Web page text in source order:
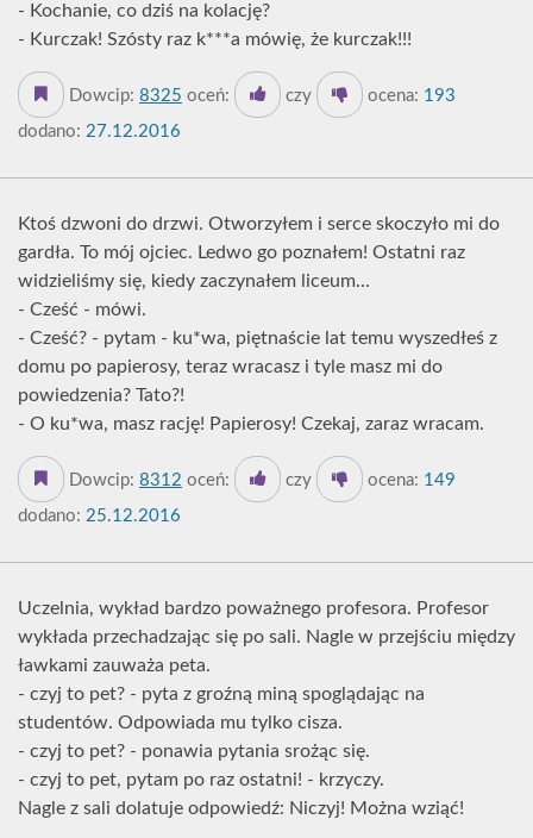
- Kochanie, co dziś na kolację?
- Kurczak! Szósty raz k***a mówię, że kurczak!!!
Dowcip: 8325 oceń: czy ocena: 193
dodano: 27.12.2016
Ktoś dzwoni do drzwi. Otworzyłem i serce skoczyło mi do
gardła. To mój ojciec. Ledwo go poznałem! Ostatni raz
widzieliśmy się, kiedy zaczynałem liceum...
- Cześć - mówi.
- Cześć? - pytam - ku*wa, piętnaście lat temu wyszedłeś z
domu po papierosy, teraz wracasz i tyle masz mi do
powiedzenia? Tato?!
- O ku*wa, masz rację! Papierosy! Czekaj, zaraz wracam.
Dowcip: 8312 oceń: czy ocena: 149
dodano: 25.12.2016
Uczelnia, wykład bardzo poważnego profesora. Profesor
wykłada przechadzając się po sali. Nagle w przejściu między
ławkami zauważa peta.
- czyj to pet? - pyta z groźną miną spoglądając na
studentów. Odpowiada mu tylko cisza.
- czyj to pet? - ponawia pytania srożąc się.
- czyj to pet, pytam po raz ostatni! - krzyczy.
Nagle z sali dolatuje odpowiedź: Niczyj! Można wziąć!